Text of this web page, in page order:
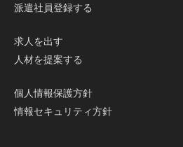
派遣社員登録する
求人を出す
人材を提案する
個人情報保護方針
情報セキュリティ方針